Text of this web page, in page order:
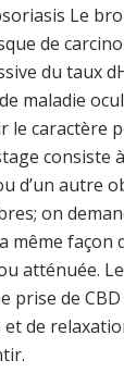
Le
de
du taux
maladie
le caractère
consiste
d’un autre
on
même façon
atténuée.
prise de
de